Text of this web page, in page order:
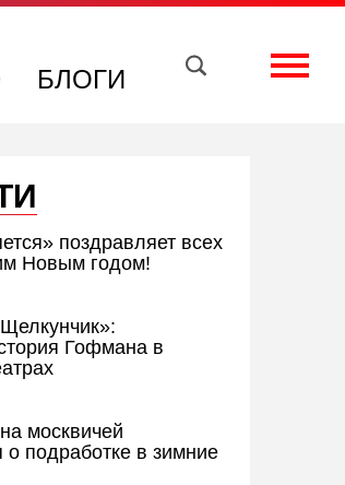
БЛОГИ
поздравляет всех
Новым годом!
Гофмана в
москвичей
о подработке в зимние